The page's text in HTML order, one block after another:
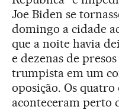
Joe Biden se
domingo a cidade
que a noite havia
e dezenas de
trumpista em um
oposição. Os quatro
aconteceram perto